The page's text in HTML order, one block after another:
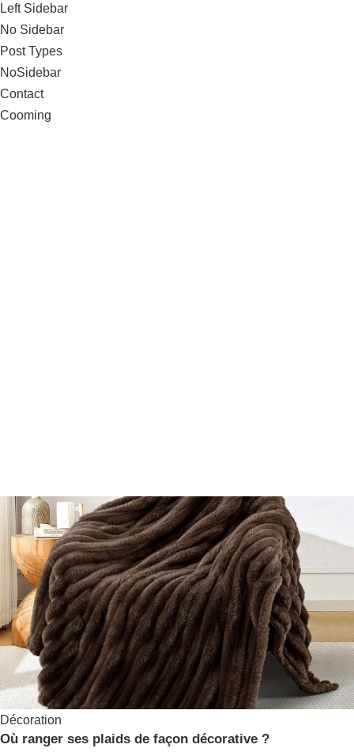
Post Types
NoSidebar
Contact
Cooming
Décoration
Où ranger ses plaids de façon décorative ?
Les plaids sont devenus des accessoires indispensables